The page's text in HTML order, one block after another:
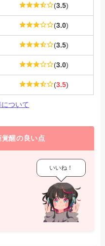
(3.5)
(3.0)
(3.5)
(3.0)
(3.5)
ついて
醒の良い点
いいね！